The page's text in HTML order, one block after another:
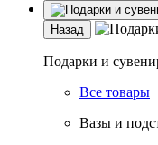
Назад
Подарки и
Все товары
Вазы и